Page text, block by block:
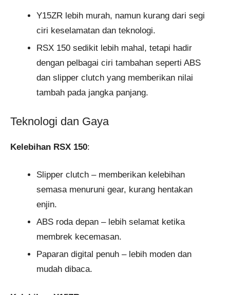
Y15ZR lebih murah, namun kurang dari segi
ciri keselamatan dan teknologi.
RSX 150 sedikit lebih mahal, tetapi hadir
dengan pelbagai ciri tambahan seperti ABS
dan slipper clutch yang memberikan nilai
tambah pada jangka panjang.
Teknologi dan Gaya
Kelebihan RSX 150:
Slipper clutch – memberikan kelebihan
semasa menuruni gear, kurang hentakan
enjin.
ABS roda depan – lebih selamat ketika
membrek kecemasan.
Paparan digital penuh – lebih moden dan
mudah dibaca.